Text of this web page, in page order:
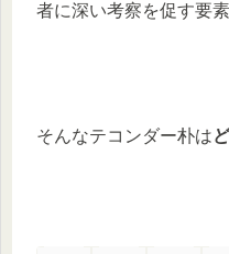
者に深い考察を促す要
そんなテコンダー朴は